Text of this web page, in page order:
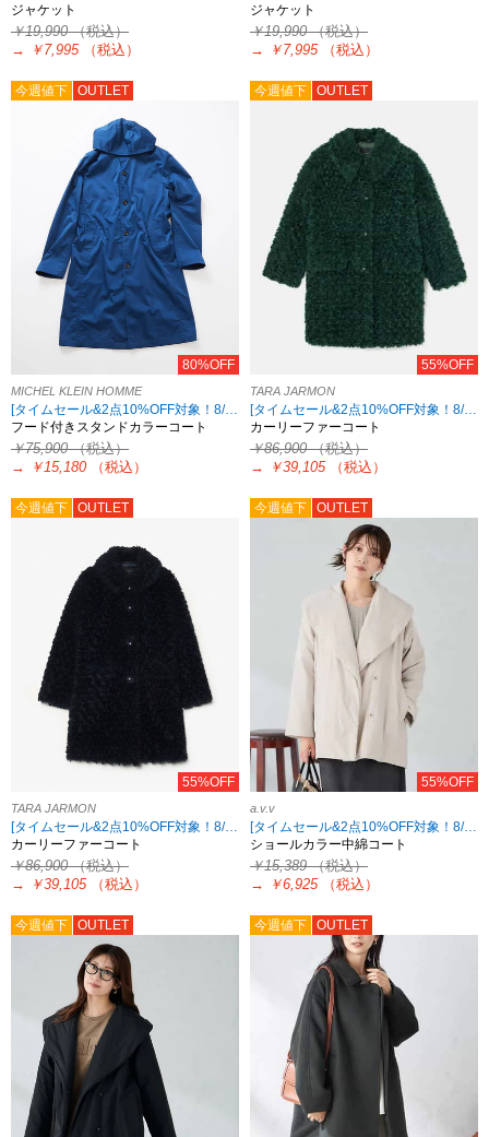
ジャケット
￥19,990（税込）
→
￥7,995 （税込）
ジャケット
￥19,990（税込）
→
￥7,995 （税込）
今週値下 OUTLET
80%OFF
MICHEL KLEIN HOMME
[タイムセール&2点10%OFF対象！8/17 8:59まで アウトレット限定]
フード付きスタンドカラーコート
￥75,900（税込）
→
￥15,180 （税込）
今週値下 OUTLET
55%OFF
TARA JARMON
[タイムセール&2点10%OFF対象！8/17 8:59まで アウトレット限定]
カーリーファーコート
￥86,900（税込）
→
￥39,105 （税込）
今週値下 OUTLET
55%OFF
TARA JARMON
[タイムセール&2点10%OFF対象！8/17 8:59まで アウトレット限定]
カーリーファーコート
￥86,900（税込）
→
￥39,105 （税込）
今週値下 OUTLET
55%OFF
a.v.v
[タイムセール&2点10%OFF対象！8/17 8:59まで]
ショールカラー中綿コート
￥15,389（税込）
→
￥6,925 （税込）
今週値下 OUTLET 今週値下 OUTLET